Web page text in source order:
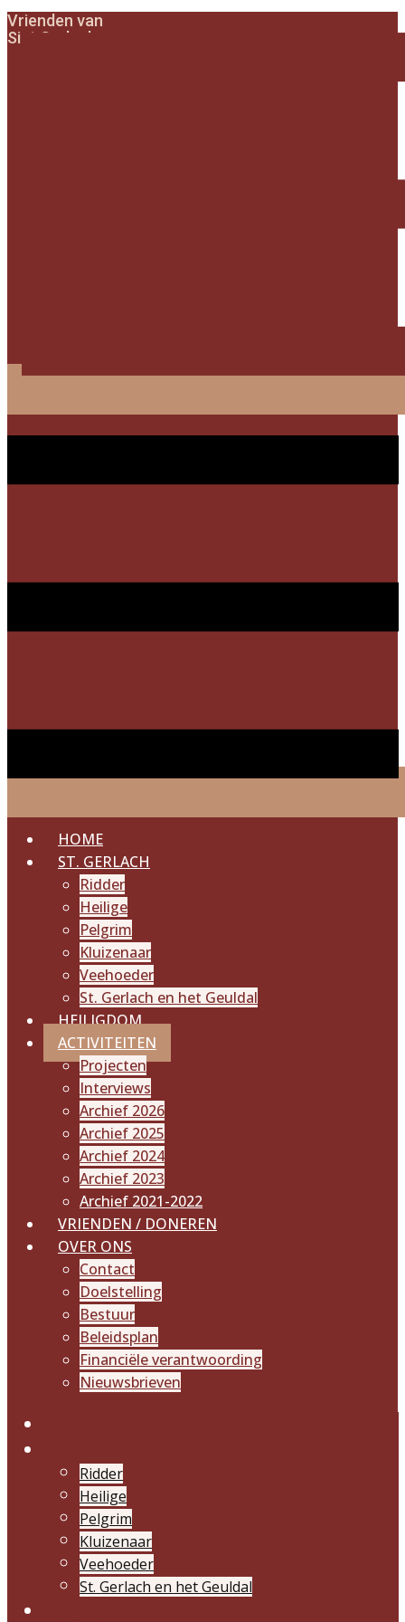
Vrienden van
Sint Gerlach
HOME
ST. GERLACH
Ridder
Heilige
Pelgrim
Kluizenaar
Veehoeder
St. Gerlach en het Geuldal
HEILIGDOM
ACTIVITEITEN
Projecten
Interviews
Archief 2026
Archief 2025
Archief 2024
Archief 2023
Archief 2021-2022
VRIENDEN / DONEREN
OVER ONS
Contact
Doelstelling
Bestuur
Beleidsplan
Financiële verantwoording
Nieuwsbrieven
Ridder
Heilige
Pelgrim
Kluizenaar
Veehoeder
St. Gerlach en het Geuldal